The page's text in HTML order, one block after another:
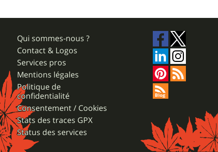
Qui sommes-nous ?
Contact & Logos
Services pros
Mentions légales
Politique de
confidentialité
Consentement / Cookies
Stats des traces GPX
Status des services